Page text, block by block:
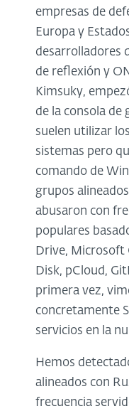
empresas de
Europa y
desarrolladores
de reflexión y
Kimsuky,
de la consola
suelen utilizar
sistemas pero
comando de
grupos
abusaron con
populares
Drive, Microsoft
Disk, pCloud,
primera vez,
concretamente
servicios en la
Hemos
alineados con
frecuencia